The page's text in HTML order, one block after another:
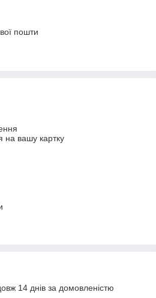
пошти
на вашу картку
14 днів за домовленістю